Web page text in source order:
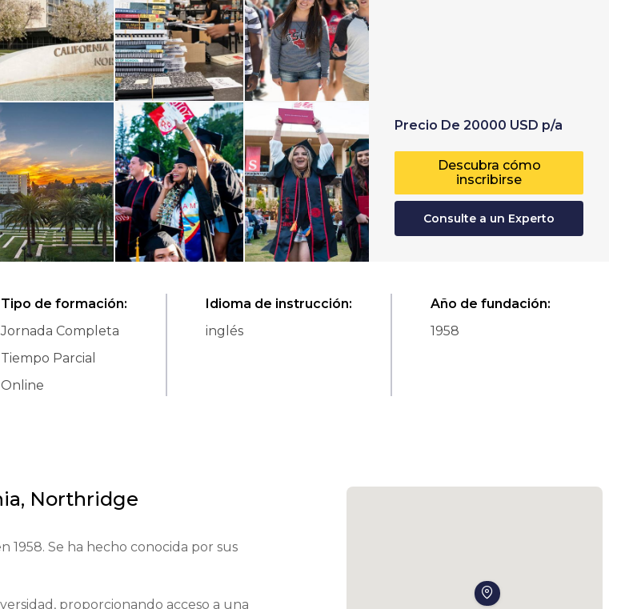
Precio De 20000 USD p/a
Descubra cómo
inscribirse
Consulte a un Experto
Tipo de formación:
Jornada Completa
Tiempo Parcial
Online
Idioma de instrucción:
inglés
Año de fundación:
1958
Northridge
1958. Se ha hecho conocida por sus
proporcionando acceso a una